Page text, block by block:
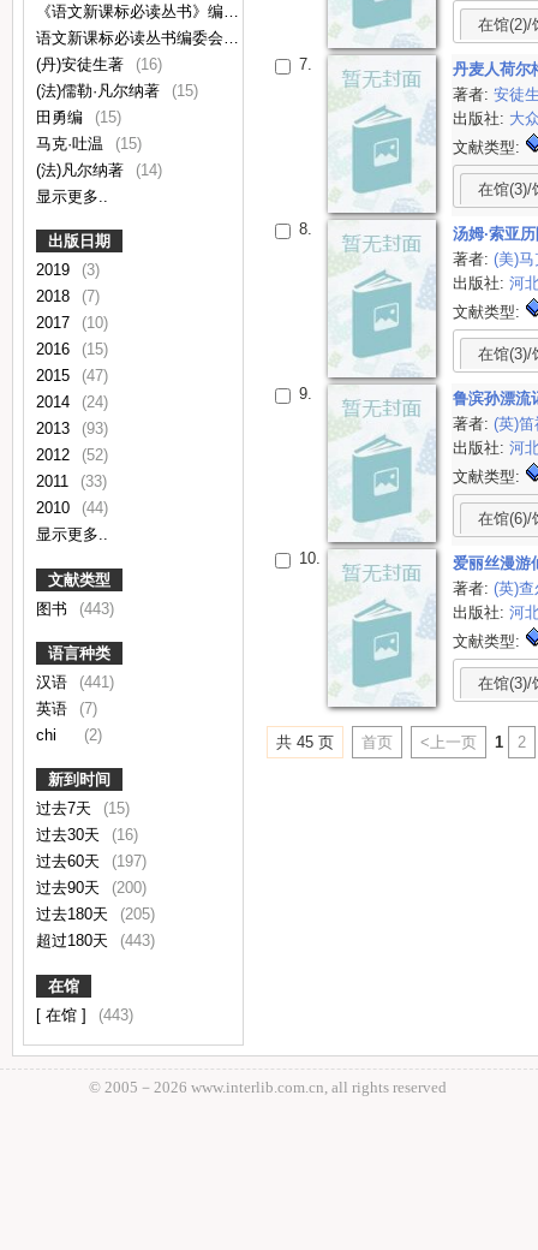
《语文新课标必读丛书》编委会编
语文新课标必读丛书编委会
(丹)安徒生著
(16)
(法)儒勒·凡尔纳著
(15)
田勇编
(15)
马克·吐温
(15)
(法)凡尔纳著
(14)
显示更多..
出版日期
2019
(3)
2018
(7)
2017
(10)
2016
(15)
2015
(47)
2014
(24)
2013
(93)
2012
(52)
2011
(33)
2010
(44)
显示更多..
文献类型
图书
(443)
语言种类
汉语
(441)
英语
(7)
chi
(2)
新到时间
过去7天
(15)
过去30天
(16)
过去60天
(197)
过去90天
(200)
过去180天
(205)
超过180天
(443)
在馆
[ 在馆 ]
(443)
在馆(2)/
7.
丹麦人荷尔
著者:安徒
出版社: 大
文献类型:
在馆(3)/
8.
汤姆·索亚
著者:(美)
出版社:河
文献类型:
在馆(3)/
9.
鲁滨孙漂流
著者:(英)
出版社:河
文献类型:
在馆(6)/
10.
爱丽丝漫游
著者:(英)
出版社:河
文献类型:
在馆(3)/
共 45 页 首页 <上一页 1 2
© 2005－ 2026 www.interlib.com.cn, all rights reserved